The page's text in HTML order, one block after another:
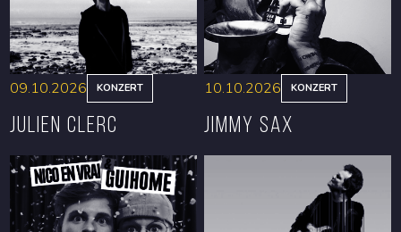
RESERVIEREN
09.10.2026 KONZERT
Julien Clerc
RESERVIEREN
10.10.2026 KONZERT
Jimmy Sax